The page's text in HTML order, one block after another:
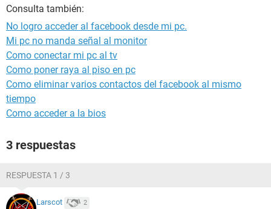
Consulta también:
No logro acceder al facebook desde mi pc.
Mi pc no manda señal al monitor
Como conectar mi pc al tv
Como poner raya al piso en pc
Como eliminar varios contactos del facebook al mismo
tiempo
Como acceder a la bios
3 respuestas
RESPUESTA 1 / 3
Larscot 2